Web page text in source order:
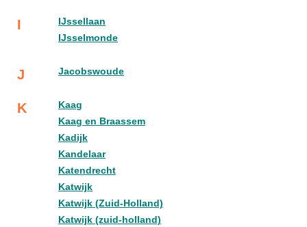
I
IJssellaan
IJsselmonde
J Jacobswoude
K
Kaag
Kaag en Braassem
Kadijk
Kandelaar
Katendrecht
Katwijk
Katwijk (Zuid-Holland)
Katwijk (zuid-holland)